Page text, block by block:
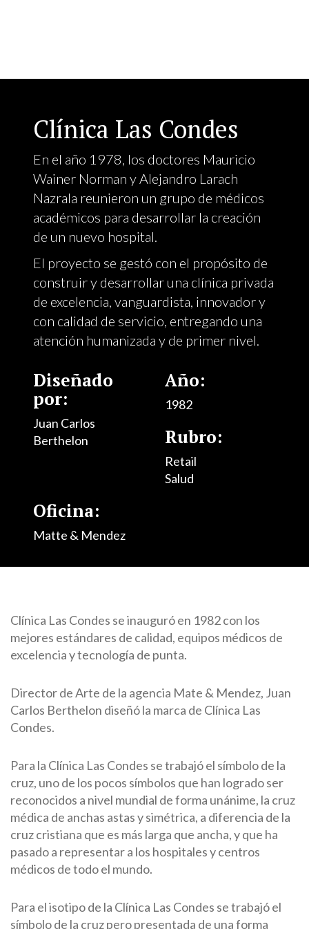
Clínica Las Condes
En el año 1978, los doctores Mauricio
Wainer Norman y Alejandro Larach
Nazrala reunieron un grupo de médicos
académicos para desarrollar la creación
de un nuevo hospital.
El proyecto se gestó con el propósito de
construir y desarrollar una clínica privada
de excelencia, vanguardista, innovador y
con calidad de servicio, entregando una
atención humanizada y de primer nivel.
Diseñado
por:
Juan Carlos
Berthelon
Año:
1982
Rubro:
Retail
Salud
Oficina:
Matte & Mendez
Clínica Las Condes se inauguró en 1982 con los
mejores estándares de calidad, equipos médicos de
excelencia y tecnología de punta.
Director de Arte de la agencia Mate & Mendez, Juan
Carlos Berthelon diseñó la marca de Clínica Las
Condes.
Para la Clínica Las Condes se trabajó el símbolo de la
cruz, uno de los pocos símbolos que han logrado ser
reconocidos a nivel mundial de forma unánime, la cruz
médica de anchas astas y simétrica, a diferencia de la
cruz cristiana que es más larga que ancha, y que ha
pasado a representar a los hospitales y centros
médicos de todo el mundo.
Para el isotipo de la Clínica Las Condes se trabajó el
símbolo de la cruz pero presentada de una forma